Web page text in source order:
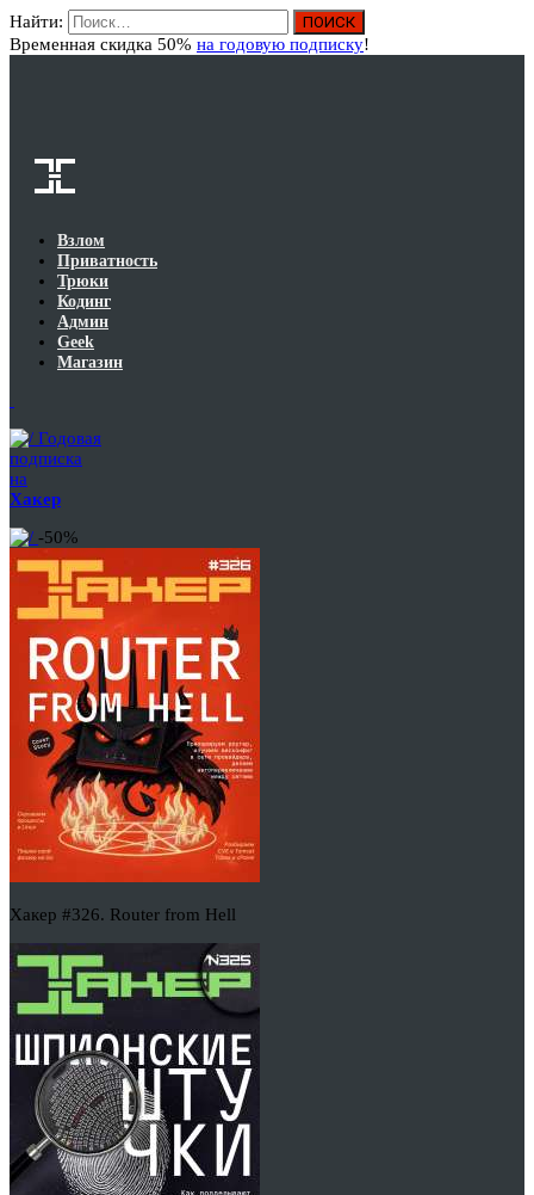
Найти:
Временная скидка 50% на годовую подписку!
Взлом
Приватность
Трюки
Кодинг
Админ
Geek
Магазин
Годовая
подписка
на
Хакер
-50%
Хакер #326. Router from Hell